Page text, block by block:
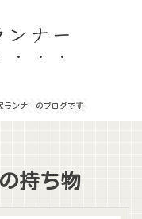
ナー
ランナーのブログです
持ち物